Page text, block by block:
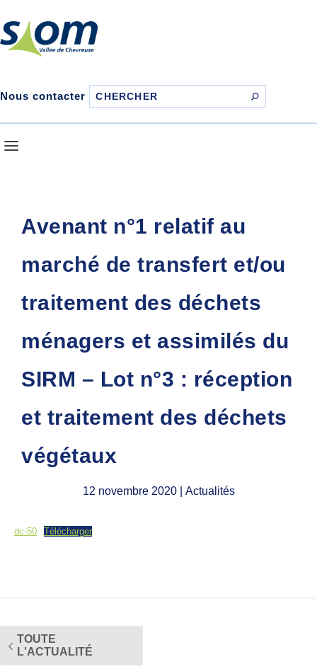
Nous contacter
Avenant n°1 relatif au
marché de transfert et/ou
traitement des déchets
ménagers et assimilés du
SIRM – Lot n°3 : réception
et traitement des déchets
végétaux
12 novembre 2020| Actualités
dc-50 Télécharger
TOUTE
L'ACTUALITÉ